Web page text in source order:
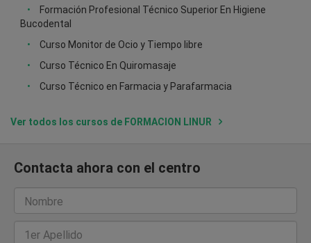
Formación Profesional Técnico Superior En Higiene
Bucodental
Curso Monitor de Ocio y Tiempo libre
Curso Técnico En Quiromasaje
Curso Técnico en Farmacia y Parafarmacia
Ver todos los cursos de FORMACION LINUR
Contacta ahora con el centro
Nombre
1er Apellido